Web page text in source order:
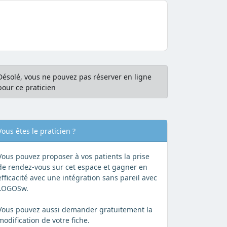
vous ne pouvez pas réserver en ligne
ce praticien
êtes le praticien ?
pouvez proposer à vos patients la prise
rendez-vous sur cet espace et gagner en
avec une intégration sans pareil avec
pouvez aussi demander gratuitement la
de votre fiche.